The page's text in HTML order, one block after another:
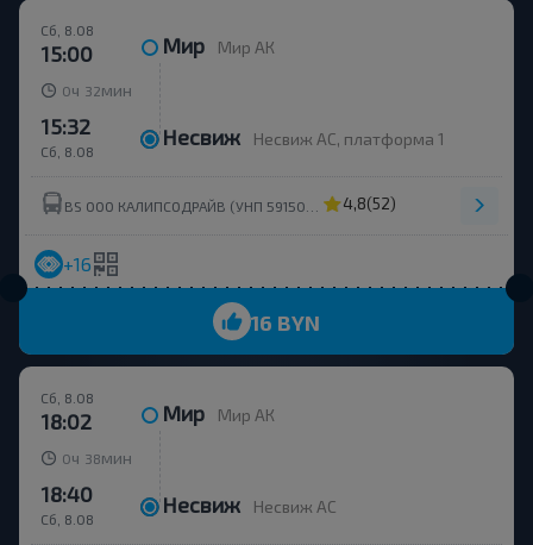
Сб, 8.08
15:00 Мир Мир АК
0ч 32 мин
Сб, 8.08
15:32 Несвиж Несвиж АС, платформа 1
4,8(52)
+16
16 BYN
Сб, 8.08
18:02 Мир Мир АК
0ч 38 мин
Сб, 8.08
18:40 Несвиж Несвиж АС